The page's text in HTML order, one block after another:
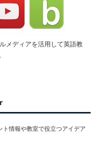
メディアを活用して英語教
情報や教室で役立つアイデア